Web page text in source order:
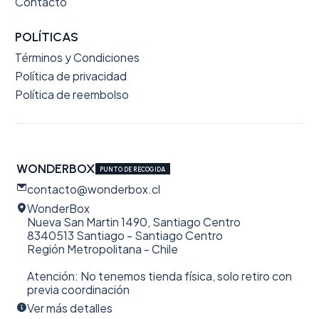
POLÍTICAS
Términos y Condiciones
Política de privacidad
Política de reembolso
WONDERBOX PUNTO DE RECOGIDA
contacto@wonderbox.cl
WonderBox
Nueva San Martin 1490, Santiago Centro
8340513 Santiago - Santiago Centro
Región Metropolitana - Chile
Atención: No tenemos tienda física, solo retiro con
previa coordinación
Ver más detalles